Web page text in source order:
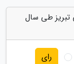
تاریخی تبریز طی سال
رای